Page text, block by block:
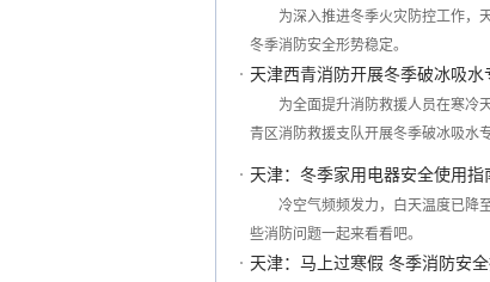
为深入推进冬季火灾防控工作，
冬季消防安全形势稳定。
天津西青消防开展冬季破冰吸水
为全面提升消防救援人员在寒冷
青区消防救援支队开展冬季破冰吸水
天津：冬季家用电器安全使用指
冷空气频频发力，白天温度已降
些消防问题一起来看看吧。
天津：马上过寒假 冬季消防安全